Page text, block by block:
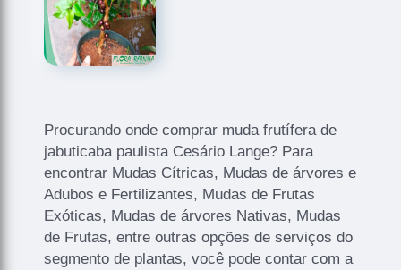
Procurando onde comprar muda frutífera de
jabuticaba paulista Cesário Lange? Para
encontrar Mudas Cítricas, Mudas de árvores e
Adubos e Fertilizantes, Mudas de Frutas
Exóticas, Mudas de árvores Nativas, Mudas
de Frutas, entre outras opções de serviços do
segmento de plantas, você pode contar com a